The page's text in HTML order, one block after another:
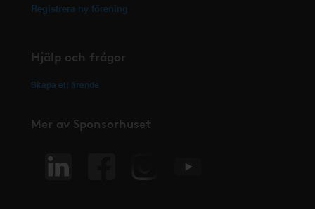
Registrera ny förening
Hjälp och frågor
Skapa ett ärende
Mer av Sponsorhuset